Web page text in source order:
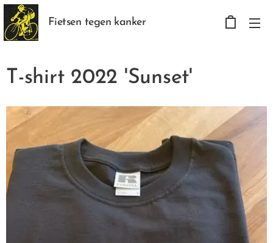
Fietsen tegen kanker
T-shirt 2022 'Sunset'